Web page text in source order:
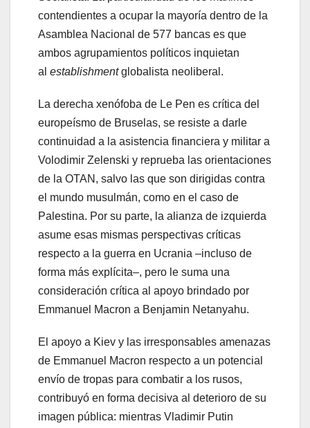
contendientes a ocupar la mayoría dentro de la
Asamblea Nacional de 577 bancas es que
ambos agrupamientos políticos inquietan
al establishmentglobalista neoliberal.
La derecha xenófoba de Le Pen es crítica del
europeísmo de Bruselas, se resiste a darle
continuidad a la asistencia financiera y militar a
Volodimir Zelenski y reprueba las orientaciones
de la OTAN, salvo las que son dirigidas contra
el mundo musulmán, como en el caso de
Palestina. Por su parte, la alianza de izquierda
asume esas mismas perspectivas críticas
respecto a la guerra en Ucrania –incluso de
forma más explícita–, pero le suma una
consideración crítica al apoyo brindado por
Emmanuel Macron a Benjamin Netanyahu.
El apoyo a Kiev y las irresponsables amenazas
de Emmanuel Macron respecto a un potencial
envío de tropas para combatir a los rusos,
contribuyó en forma decisiva al deterioro de su
imagen pública: mientras Vladimir Putin